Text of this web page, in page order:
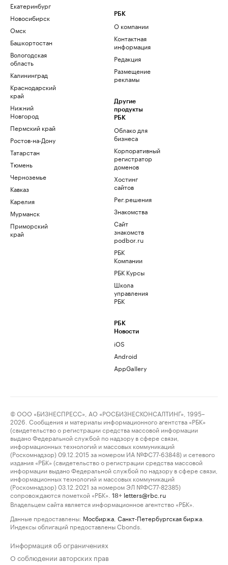
Екатеринбург
Новосибирск
Омск
Башкортостан
Вологодская
область
Калининград
Краснодарский
край
Нижний
Новгород
Пермский край
Ростов-на-Дону
Татарстан
Тюмень
Черноземье
Кавказ
Карелия
Мурманск
Приморский
край
РБК
О компании
Контактная
информация
Редакция
Размещение
рекламы
Другие
продукты
РБК
Облако для
бизнеса
Корпоративный
регистратор
доменов
Хостинг
сайтов
Рег.решения
Знакомства
Сайт
знакомств
podbor.ru
РБК
Компании
РБК Курсы
Школа
управления
РБК
РБК
Новости
iOS
Android
AppGallery
© ООО «БИЗНЕСПРЕСС», АО «РОСБИЗНЕСКОНСАЛТИНГ», 1995–
2026. Сообщения и материалы информационного агентства «РБК»
(свидетельство о регистрации средства массовой информации
выдано Федеральной службой по надзору в сфере связи,
информационных технологий и массовых коммуникаций
(Роскомнадзор) 09.12.2015 за номером ИА №ФС77-63848) и сетевого
издания «РБК» (свидетельство о регистрации средства массовой
информации выдано Федеральной службой по надзору в сфере связи,
информационных технологий и массовых коммуникаций
(Роскомнадзор) 03.12.2021 за номером ЭЛ №ФС77-82385)
сопровождаются пометкой «РБК».
18+ letters@rbc.ru
Владельцем сайта является информационное агентство «РБК».
Данные предоставлены: Мосбиржа Санкт-Петербургская биржа
Индексы облигаций предоставлены Cbonds.
Информация об ограничениях
О соблюдении авторских прав